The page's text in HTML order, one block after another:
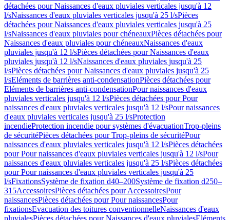
détachées pour Naissances d'eaux pluviales verticales jusqu'à 12
l/sNaissances d'eaux pluviales verticales jusqu'à 25 l/sPièces
détachées pour Naissances d'eaux pluviales verticales jusqu'à 25
l/sNaissances d'eaux pluviales pour chéneauxPièces détachées pour
Naissances d'eaux pluviales pour chéneauxNaissances d'eaux
pluviales jusqu'à 12 l/sPièces détachées pour Naissances d'eaux
pluviales jusqu'à 12 l/sNaissances d'eaux pluviales jusqu'à 25
l/sPièces détachées pour Naissances d'eaux pluviales jusqu'à 25
l/sEléments de barrières anti-condensationPièces détachées pour
Eléments de barrières anti-condensationPour naissances d'eaux
pluviales verticales jusqu'à 12 l/sPièces détachées pour Pour
naissances d'eaux pluviales verticales jusqu'à 12 l/sPour naissances
d'eaux pluviales verticales jusqu'à 25 l/sProtection
incendieProtection incendie pour systèmes d'évacuationTrop-pleins
de sécuritéPièces détachées pour Trop-pleins de sécuritéPour
naissances d'eaux pluviales verticales jusqu'à 12 l/sPièces détachées
pour Pour naissances d'eaux pluviales verticales jusqu'à 12 l/sPour
naissances d'eaux pluviales verticales jusqu'à 25 l/sPièces détachées
pour Pour naissances d'eaux pluviales verticales jusqu'à 25
l/sFixationsSystème de fixation d40–200Système de fixation d250–
315AccessoiresPièces détachées pour AccessoiresPour
naissancesPièces détachées pour Pour naissancesPour
fixationsEvacuation des toitures conventionnelleNaissances d'eaux
pluvialesPièces détachées pour Naissances d'eaux pluvialesEléments